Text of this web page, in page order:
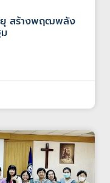
ยุ สร้างพฤฒพลัง